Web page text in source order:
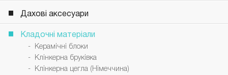
Дахові аксесуари
Кладочні матеріали
- Керамічні блоки
- Клінкерна бруківка
- Клінкерна цегла (Німеччина)